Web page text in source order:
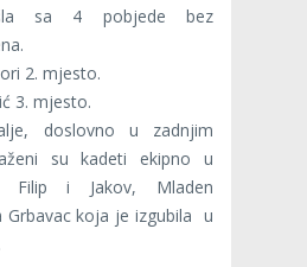
sa 4 pobjede bez
2. mjesto.
3. mjesto.
doslovno u zadnjim
su kadeti ekipno u
Filip i Jakov, Mladen
koja je izgubila u